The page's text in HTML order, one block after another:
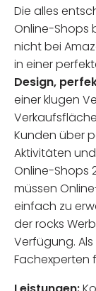
Die alles
Online-Shops
nicht bei
in einer
Design,
einer klugen
Kunden über
Aktivitäten
Online-Shops
müssen
einfach zu
der rocks
Verfügung.
Fachexperten